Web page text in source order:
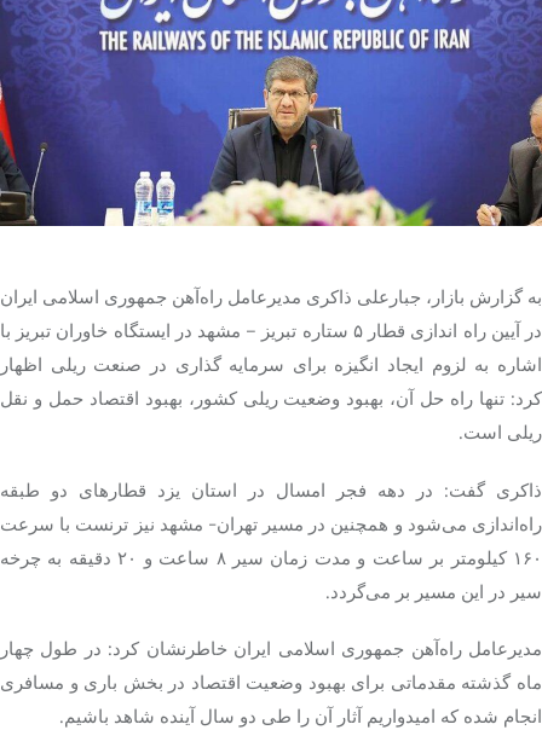
تک کده
پایگاه خبری آبان
خرید موتور ایمپلنت
به گزارش بازار، جبارعلی ذاکری مدیرعامل راه‌آهن جمهوری اسلامی ایران
در آیین راه اندازی قطار ۵ ستاره تبریز – مشهد در ایستگاه خاوران تبریز با
اشاره به لزوم ایجاد انگیزه برای سرمایه گذاری در صنعت ریلی اظهار
کرد: تنها راه حل آن، بهبود وضعیت ریلی کشور، بهبود اقتصاد حمل و نقل
ریلی است.
ذاکری گفت: در دهه فجر امسال در استان یزد قطارهای دو طبقه
راه‌اندازی می‌شود و همچنین در مسیر تهران- مشهد نیز ترنست با سرعت
۱۶۰ کیلومتر بر ساعت و مدت زمان سیر ۸ ساعت و ۲۰ دقیقه به چرخه
سیر در این مسیر بر می‌گردد.
مدیرعامل راه‌آهن جمهوری اسلامی ایران خاطرنشان کرد: در طول چهار
ماه گذشته مقدماتی برای بهبود وضعیت اقتصاد در بخش باری و مسافری
انجام شده که امیدواریم آثار آن را طی دو سال آینده شاهد باشیم.